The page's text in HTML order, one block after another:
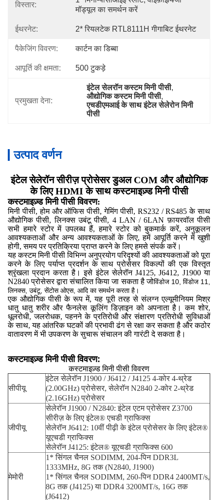
विस्तार:
मॉड्यूल का समर्थन करें
ईथरनेट: 2* रियलटेक RTL8111H गीगाबिट ईथरनेट
पैकेजिंग विवरण: कार्टन का डिब्बा
आपूर्ति की क्षमता: 500 टुकड़े
प्रमुखता देना:
इंटेल सेलरॉन कस्टम मिनी पीसी,
औद्योगिक कस्टम मिनी पीसी,
एचडीएमआई के साथ इंटेल सेलेरोन मिनी
पीसी
उत्पाद वर्णन
इंटेल सेलेरॉन सीरीज़ प्रोसेसर डुअल COM और औद्योगिक
के लिए HDMI के साथ कस्टमाइज़्ड मिनी पीसी
कस्टमाइज़्ड मिनी पीसी विवरण:
मिनी पीसी, होम और ऑफिस पीसी, गेमिंग पीसी, RS232 / RS485 के साथ
औद्योगिक पीसी, लिनक्स उबंटू पीसी, 4 LAN / 6LAN फ़ायरवॉल पीसी
सभी हमारे स्टोर में उपलब्ध हैं, हमारे स्टोर को बुकमार्क करें, अनुकूलन
आवश्यकताओं और अन्य आवश्यकताओं के लिए, हमें आपूर्ति करने में खुशी
होगी, समय पर प्रतिक्रिया प्राप्त करने के लिए हमसे संपर्क करें।
यह कस्टम मिनी पीसी विभिन्न अनुप्रयोग परिदृश्यों की आवश्यकताओं को पूरा
करने के लिए पर्याप्त प्रदर्शन के साथ प्रोसेसर विकल्पों की एक विस्तृत
श्रृंखला प्रदान करता है। इसे इंटेल सेलेरॉन J4125, J6412, J1900 या
N2840 प्रोसेसर द्वारा संचालित किया जा सकता है जोविंडोज 10, विंडोज 11,
लिनक्स, उबंटू, सेंटोस ओएस, आदि का समर्थन करता है।
एक औद्योगिक पीसी के रूप में, यह पूरी तरह से संलग्न एल्यूमीनियम मिश्र
धातु धातु शरीर और फैनलेस कूलिंग डिज़ाइन को अपनाता है। कम शोर,
धूलरोधी, जलरोधक, पहनने के प्रतिरोधी और संक्षारण प्रतिरोधी सुविधाओं
के साथ, यह आंतरिक घटकों की प्रभावी ढंग से रक्षा कर सकता है और कठोर
वातावरण में भी उपकरण के सुचारू संचालन की गारंटी दे सकता है।
कस्टमाइज़्ड मिनी पीसी विवरण:
कस्टमाइज़्ड मिनी पीसी विवरण
सीपीयू
इंटेल सेलेरॉन J1900 / J6412 / J4125 4-कोर 4-थ्रेड
(2.00GHz) प्रोसेसर, सेलेरॉन N2840 2-कोर 2-थ्रेड
(2.16GHz) प्रोसेसर
जीपीयू
सेलेरॉन J1900 / N2840: इंटेल एटम प्रोसेसर Z3700
सीरीज़ के लिए इंटेल® एचडी ग्राफिक्स
सेलेरॉन J6412: 10वीं पीढ़ी के इंटेल प्रोसेसर के लिए इंटेल®
यूएचडी ग्राफिक्स
सेलेरॉन J4125: इंटेल® यूएचडी ग्राफिक्स 600
मेमोरी
1* सिंगल चैनल SODIMM, 204-पिन DDR3L
1333MHz, 8G तक (N2840, J1900)
1* सिंगल चैनल SODIMM, 260-पिन DDR4 2400MT/s,
8G तक (J4125) या DDR4 3200MT/s, 16G तक
(J6412)